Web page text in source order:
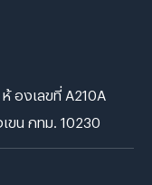
องเลขที่ A210A
ขน กทม. 10230